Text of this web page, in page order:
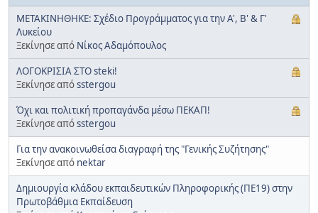
ΜΕΤΑΚΙΝΗΘΗΚΕ: Σχέδιο Προγράμματος για την Α', Β' & Γ'
Λυκείου
Ξεκίνησε από Νίκος Αδαμόπουλος
ΛΟΓΟΚΡΙΣΙΑ ΣΤΟ steki!
Ξεκίνησε απόsstergou
Όχι και πολιτική προπαγάνδα μέσω ΠΕΚΑΠ!
Ξεκίνησε απόsstergou
Για την ανακοινωθείσα διαγραφή της "Γενικής Συζήτησης"
Ξεκίνησε από nektar
Δημιουργία κλάδου εκπαιδευτικών Πληροφορικής (ΠΕ19) στην
Πρωτοβάθμια Εκπαίδευση